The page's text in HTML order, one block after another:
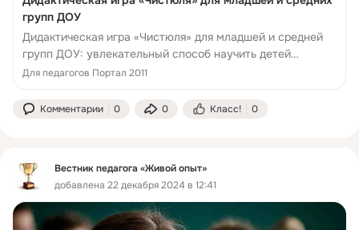
групп ДОУ
Дидактическая игра «Чистюля» для младшей и средней
групп ДОУ: увлекательный способ научить детей
правилам гигиены через игру!
Для педагогов Портал 2011
Комментарии 0 0 Класс! 0
Вестник педагога «Живой опыт»
добавлена 22 декабря 2024 в 12:41